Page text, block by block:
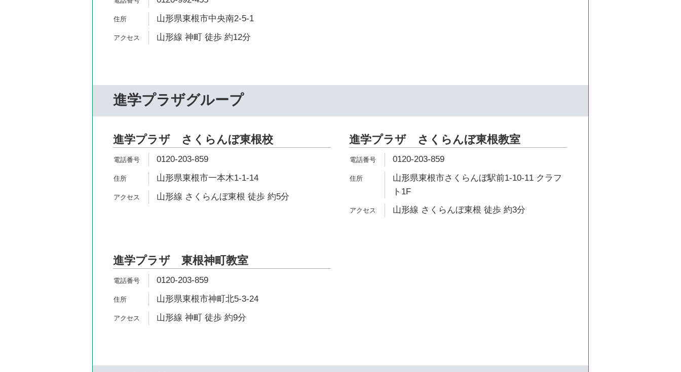
山形県東根市中央南2-5-1
山形線 神町 徒歩 約12分
進学プラザグループ
進学プラザ さくらんぼ東根校
0120-203-859
山形県東根市一本木1-1-14
山形線 さくらんぼ東根 徒歩 約5分
進学プラザ さくらんぼ東根教室
0120-203-859
山形県東根市さくらんぼ駅前1-10-11 クラフ
ト1F
山形線 さくらんぼ東根 徒歩 約3分
進学プラザ 東根神町教室
0120-203-859
山形県東根市神町北5-3-24
山形線 神町 徒歩 約9分